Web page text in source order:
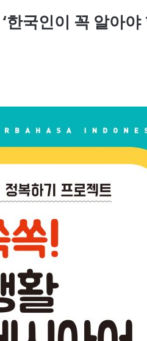
한국인이 꼭 알아야